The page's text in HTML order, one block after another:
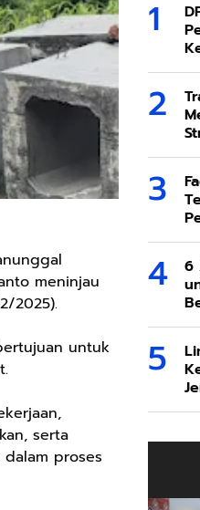
meninjau
2025).
untuk
serta
proses
6